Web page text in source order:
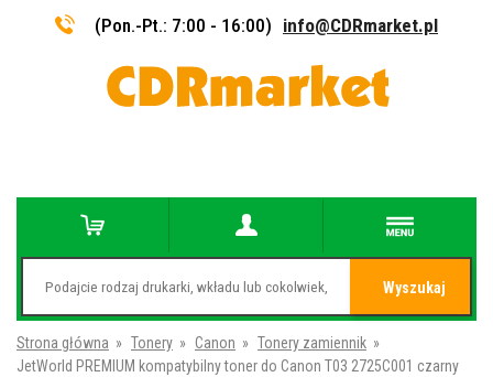
(Pon.-Pt.: 7:00 - 16:00) info@CDRmarket.pl
Wyszukaj
Strona główna » Tonery » Canon » Tonery zamiennik »
JetWorld PREMIUM kompatybilny toner do Canon T03 2725C001 czarny